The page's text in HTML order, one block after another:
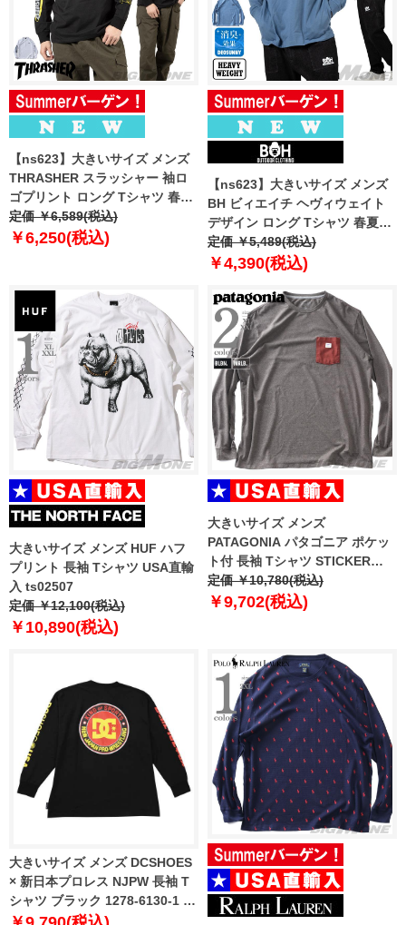
【ns623】大きいサイズ メンズ
THRASHER スラッシャー 袖ロ
ゴプリント ロング Tシャツ 春夏
新作 th26sp01k 【fre】
定価 ￥6,589(税込)
￥6,250(税込)
【ns623】大きいサイズ メンズ
BH ビィエイチ ヘヴィウェイト
デザイン ロング Tシャツ 春夏新
作 bh-t260101 【fre】
定価 ￥5,489(税込)
￥4,390(税込)
大きいサイズ メンズ HUF ハフ
プリント 長袖 Tシャツ USA直輸
入 ts02507
定価 ￥12,100(税込)
￥10,890(税込)
大きいサイズ メンズ
PATAGONIA パタゴニア ポケッ
ト付 長袖 Tシャツ STICKER
POCKET RESPONSIBILI-TEE
USA直輸入 37836
定価 ￥10,780(税込)
￥9,702(税込)
大きいサイズ メンズ DCSHOES
× 新日本プロレス NJPW 長袖 T
シャツ ブラック 1278-6130-1 3L
4L 5L 6L